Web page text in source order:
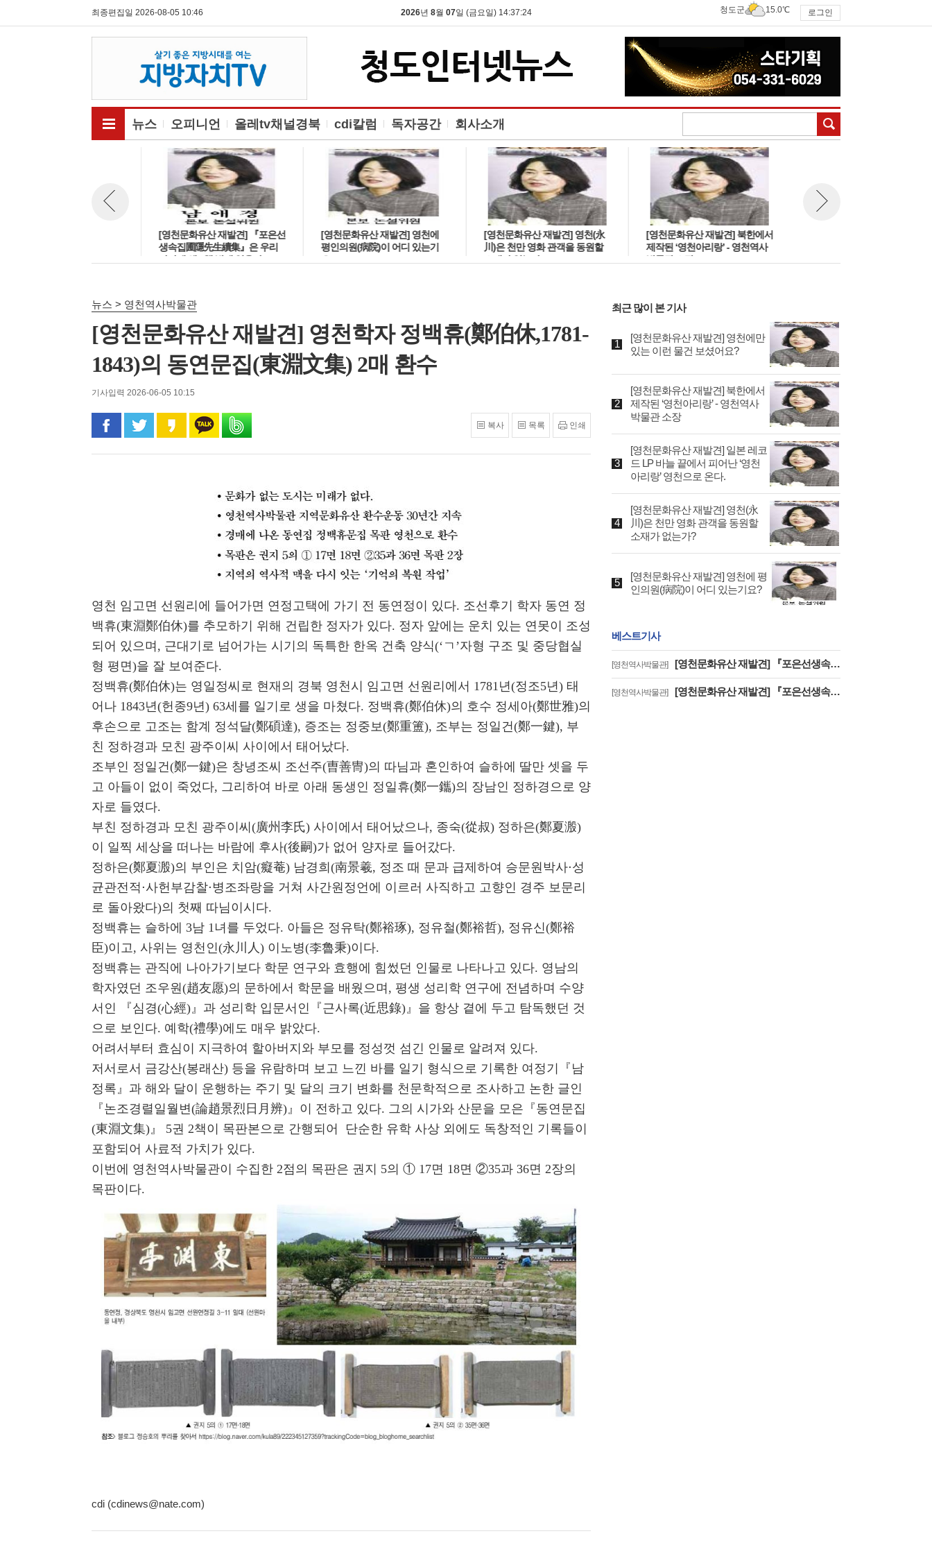
최종편집일 2026-08-05 10:46 2026년 8월 07일 (금요일) 14:37:25 청도군 15.0℃ 로그인
뉴스 오피니언 올레tv채널경북 cdi칼럼 독자공간 회사소개
전체메뉴보기
[영천문화유산 재발견] 『포은선
생속집圃隱先生續集』은 우리
나라에 왜 2책 밖에 없을까?
[영천문화유산 재발견] 영천에
평인의원(病院)이 어디 있는기
요?
[영천문화유산 재발견] 영천(永
川)은 천만 영화 관객을 동원할
소재가 없는가?
[영천문화유산 재발견] 북한에서
제작된 ‘영천아리랑’ - 영천역사
박물관 소장
뉴스 > 영천역사박물관
[영천문화유산 재발견] 영천학자 정백휴(鄭伯休,1781-
1843)의 동연문집(東淵文集) 2매 환수
기사입력 2026-06-05 10:15
페이스북으로 공유
트위터로 공유카카오 스토리로 공유
카카오톡으로 공유
복사 목록 인쇄
영천 임고면 선원리에 들어가면 연정고택에 가기 전 동연정이 있다. 조선후기 학자 동연 정
백휴(東淵鄭伯休)를 추모하기 위해 건립한 정자가 있다. 정자 앞에는 운치 있는 연못이 조성
되어 있으며, 근대기로 넘어가는 시기의 독특한 한옥 건축 양식(‘ㄱ’자형 구조 및 중당협실
형 평면)을 잘 보여준다.
정백휴(鄭伯休)는 영일정씨로 현재의 경북 영천시 임고면 선원리에서 1781년(정조5년) 태
어나 1843년(헌종9년) 63세를 일기로 생을 마쳤다. 정백휴(鄭伯休)의 호수 정세아(鄭世雅)의
후손으로 고조는 함계 정석달(鄭碩達), 증조는 정중보(鄭重簠), 조부는 정일건(鄭一鍵), 부
친 정하경과 모친 광주이씨 사이에서 태어났다.
조부인 정일건(鄭一鍵)은 창녕조씨 조선주(曺善冑)의 따님과 혼인하여 슬하에 딸만 셋을 두
고 아들이 없이 죽었다, 그리하여 바로 아래 동생인 정일휴(鄭一鑴)의 장남인 정하경으로 양
자로 들였다.
부친 정하경과 모친 광주이씨(廣州李氏) 사이에서 태어났으나, 종숙(從叔) 정하은(鄭夏溵)
이 일찍 세상을 떠나는 바람에 후사(後嗣)가 없어 양자로 들어갔다.
정하은(鄭夏溵)의 부인은 치암(癡菴) 남경희(南景羲, 정조 때 문과 급제하여 승문원박사⋅성
균관전적⋅사헌부감찰⋅병조좌랑을 거쳐 사간원정언에 이르러 사직하고 고향인 경주 보문리
로 돌아왔다)의 첫째 따님이시다.
정백휴는 슬하에 3남 1녀를 두었다. 아들은 정유탁(鄭裕琢), 정유철(鄭裕哲), 정유신(鄭裕
臣)이고, 사위는 영천인(永川人) 이노병(李魯秉)이다.
정백휴는 관직에 나아가기보다 학문 연구와 효행에 힘썼던 인물로 나타나고 있다. 영남의
학자였던 조우원(趙友愿)의 문하에서 학문을 배웠으며, 평생 성리학 연구에 전념하며 수양
서인 『심경(心經)』과 성리학 입문서인『근사록(近思錄)』을 항상 곁에 두고 탐독했던 것
으로 보인다. 예학(禮學)에도 매우 밝았다.
어려서부터 효심이 지극하여 할아버지와 부모를 정성껏 섬긴 인물로 알려져 있다.
저서로서 금강산(봉래산) 등을 유람하며 보고 느낀 바를 일기 형식으로 기록한 여정기『남
정록』과 해와 달이 운행하는 주기 및 달의 크기 변화를 천문학적으로 조사하고 논한 글인
『논조경렬일월변(論趙景烈日月辨)』이 전하고 있다. 그의 시가와 산문을 모은『동연문집
(東淵文集)』 5권 2책이 목판본으로 간행되어 단순한 유학 사상 외에도 독창적인 기록들이
포함되어 사료적 가치가 있다.
이번에 영천역사박물관이 수집한 2점의 목판은 권지 5의 ① 17면 18면 ②35과 36면 2장의
목판이다.
cdi (cdinews@nate.com)
최근 많이 본 기사
[영천문화유산 재발견] 영천에만
있는 이런 물건 보셨어요?
[영천문화유산 재발견] 북한에서
제작된 ‘영천아리랑’ - 영천역사
박물관 소장
[영천문화유산 재발견] 일본 레코
드 LP 바늘 끝에서 피어난 ‘영천
아리랑’ 영천으로 온다.
[영천문화유산 재발견] 영천(永
川)은 천만 영화 관객을 동원할
소재가 없는가?
[영천문화유산 재발견] 영천에 평
인의원(病院)이 어디 있는기요?
베스트기사
[영천역사박물관] [영천문화유산 재발견] 『포은선생속집圃隱先生續集』은 우리나라에 왜 2책 밖에 없을까?
[영천역사박물관] [영천문화유산 재발견] 『포은선생속집圃隱先生續集』은 우리나라에 왜 2책 밖에 없을까? (2)